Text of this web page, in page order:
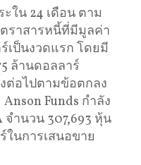
ใน 24 เดือน ตาม
ราสารหนี้ที่มีมูลค่า
เป็นงวดแรก โดยมี
ล้านดอลลาร์
ต่อไปตามข้อตกลง
Funds กำลัง
ำนวน 307,693 หุ้น
ในการเสนอขาย